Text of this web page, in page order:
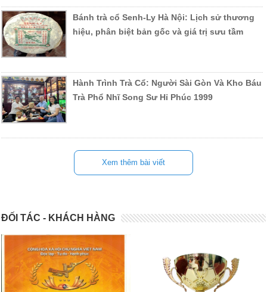
Bánh trà cổ Senh-Ly Hà Nội: Lịch sử thương
hiệu, phân biệt bản gốc và giá trị sưu tầm
Hành Trình Trà Cổ: Người Sài Gòn Và Kho Báu
Trà Phổ Nhĩ Song Sư Hỉ Phúc 1999
Xem thêm bài viết
ĐỐI TÁC - KHÁCH HÀNG